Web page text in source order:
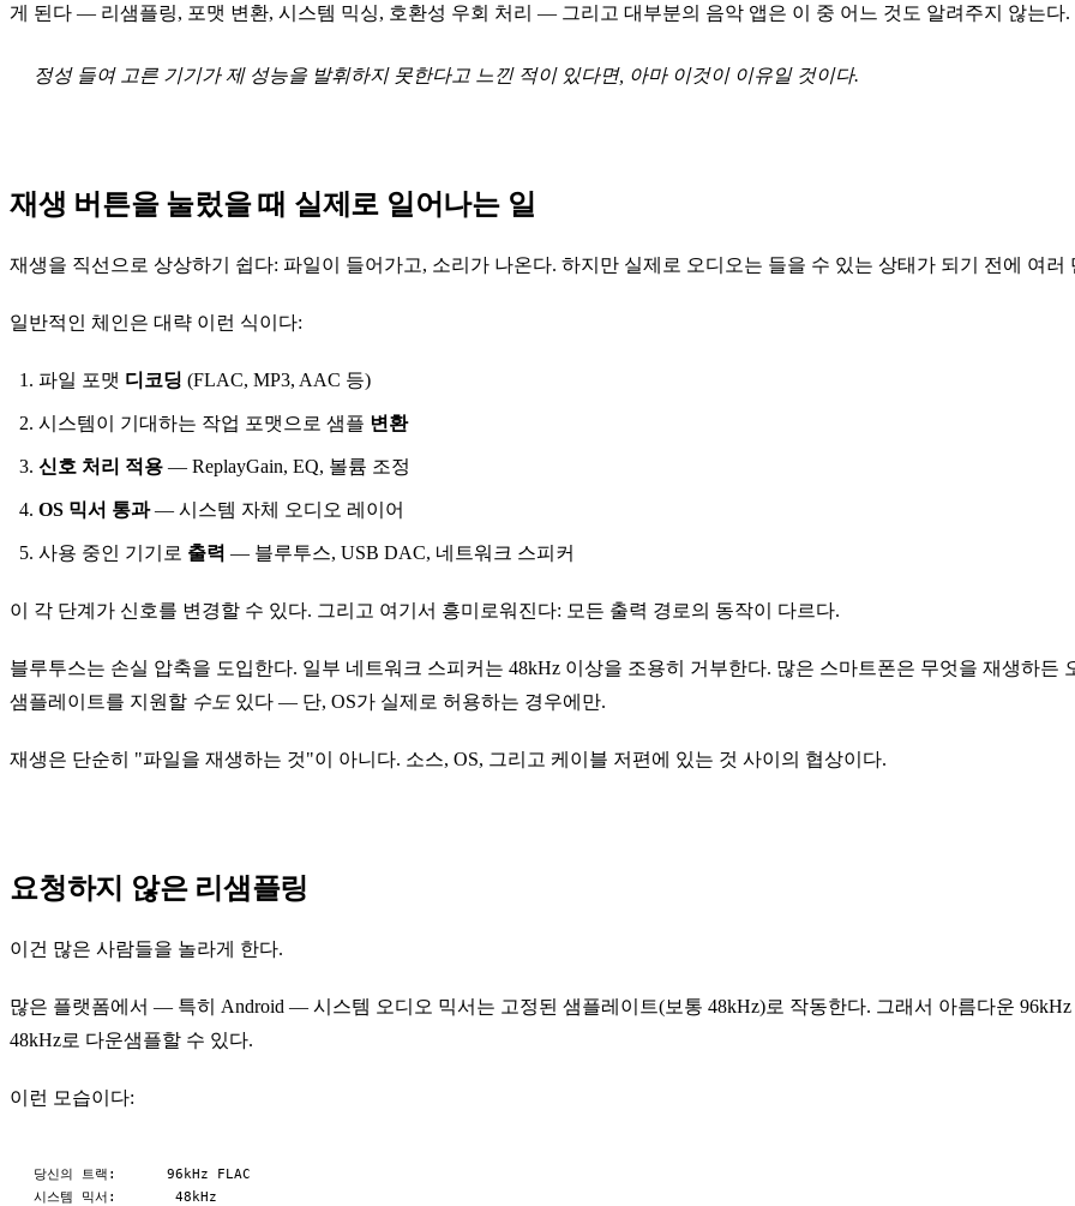
게 된다 — 리샘플링, 포맷 변환, 시스템 믹싱, 호환성 우회 처리 — 그리고 대부분의 음악 앱은 이 중 어느 것도 알려주지 않는다.
정성 들여 고른 기기가 제 성능을 발휘하지 못한다고 느낀 적이 있다면, 아마 이것이 이유일 것이다.
재생 버튼을 눌렀을 때 실제로 일어나는 일
재생을 직선으로 상상하기 쉽다: 파일이 들어가고, 소리가 나온다. 하지만 실제로 오디오는 들을 수 있는 상태가 되기 전에 여러
일반적인 체인은 대략 이런 식이다:
파일 포맷 디코딩 (FLAC, MP3, AAC 등)
시스템이 기대하는 작업 포맷으로 샘플 변환
신호 처리 적용 — ReplayGain, EQ, 볼륨 조정
OS 믹서 통과— 시스템 자체 오디오 레이어
사용 중인 기기로 출력 — 블루투스, USB DAC, 네트워크 스피커
이 각 단계가 신호를 변경할 수 있다. 그리고 여기서 흥미로워진다: 모든 출력 경로의 동작이 다르다.
블루투스는 손실 압축을 도입한다. 일부 네트워크 스피커는 48kHz 이상을 조용히 거부한다. 많은 스마트폰은 무엇을 재생하
샘플레이트를 지원할 수도 있다 — 단, OS가 실제로 허용하는 경우에만.
재생은 단순히 "파일을 재생하는 것"이 아니다. 소스, OS, 그리고 케이블 저편에 있는 것 사이의 협상이다.
요청하지 않은 리샘플링
이건 많은 사람들을 놀라게 한다.
많은 플랫폼에서 — 특히 Android — 시스템 오디오 믹서는 고정된 샘플레이트(보통 48kHz)로 작동한다. 그래서 아름다운
48kHz로 다운샘플할 수 있다.
이런 모습이다:
당신의 트랙:      96kHz FLAC
시스템 믹서:       48kHz